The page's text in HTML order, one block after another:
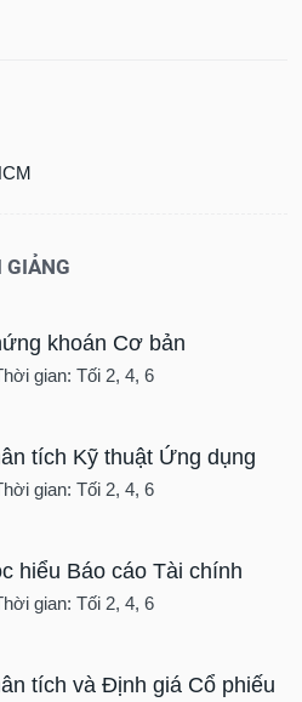
GIẢNG
khoán Cơ bản
gian: Tối 2, 4, 6
tích Kỹ thuật Ứng dụng
gian: Tối 2, 4, 6
hiểu Báo cáo Tài chính
gian: Tối 2, 4, 6
tích và Định giá Cổ phiếu